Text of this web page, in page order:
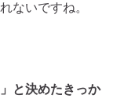
ないですね。
と決めたきっか